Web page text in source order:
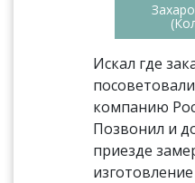
Искал где
компанию
Позвонил и
приезде